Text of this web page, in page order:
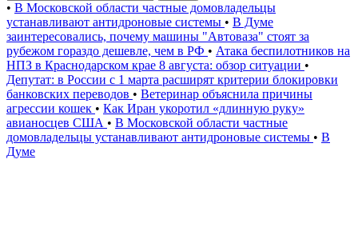
• В Московской области частные домовладельцы
устанавливают антидроновые системы • В Думе
заинтересовались, почему машины "Автоваза" стоят за
рубежом гораздо дешевле, чем в РФ • Атака беспилотников на
НПЗ в Краснодарском крае 8 августа: обзор ситуации •
Депутат: в России с 1 марта расширят критерии блокировки
банковских переводов • Ветеринар объяснила причины
агрессии кошек • Как Иран укоротил «длинную руку»
авианосцев США • В Московской области частные
домовладельцы устанавливают антидроновые системы • В
Думе